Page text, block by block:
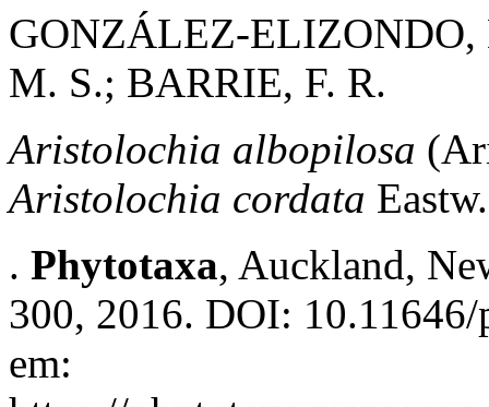
GONZÁLEZ-
M. S.; BARRIE, F. R.
Aristolochia albopilosa
Aristolochia cordata Eastw.
. Phytotaxa, Auckland,
300, 2016. DOI:
em: